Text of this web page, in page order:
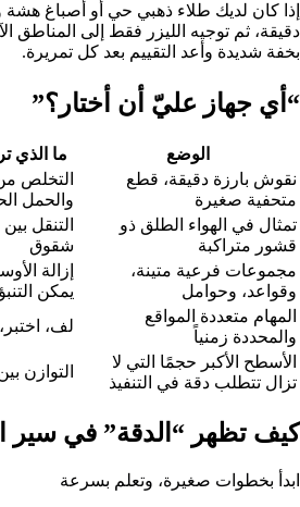
إذا كان لديك طلاء ذهبي حي أو أصباغ هشة
دقيقة، ثم توجيه الليزر فقط إلى المناطق
بخفة شديدة وأعد التقييم بعد كل تمريرة.
“أي جهاز عليّ أن أختار؟”
الوضع ما الذي
نقوش بارزة دقيقة، قطع
متحفية صغيرة
التخلص
والحمل
تمثال في الهواء الطلق ذو
قشور متراكبة
التنقل
شقوق
مجموعات فرعية متينة،
وقواعد، وحوامل
إزالة
يمكن
المهام متعددة المواقع
والمحددة زمنياً
لف،
الأسطح الأكبر حجمًا التي لا
تزال تتطلب دقة في التنفيذ
التوازن
كيف تظهر “الدقة” في سير
ابدأ بخطوات صغيرة، وتعلم بسرعة